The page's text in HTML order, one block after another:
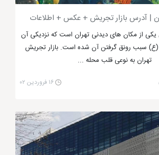
تهران در حراج های فصلی خود آپشنی
تهران ندارند. آن هم حراج تمامی
با قیمتی بسیار مناسب است که هر
به خرید می کند. لازم به ذکر است
این مرکز خرید تهران برای بزرگسالان هم
بوده که همین علت سبب شده کوچک و بزرگ
| آدرس بازار تجریش + عکس + اطلاعات
یکی از مکان های دیدنی تهران است که نزدیکی آن
(ع) سبب رونق گرفتن آن شده است. بازار تجریش
تهران به نوعی قلب محله ...
۱۶ فروردین ۰۲